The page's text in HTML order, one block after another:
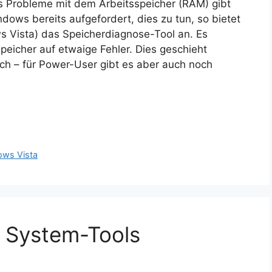
Probleme mit dem Arbeitsspeicher (RAM) gibt
bereits aufgefordert, dies zu tun, so bietet
Vista) das Speicherdiagnose-Tool an. Es
auf etwaige Fehler. Dies geschieht
– für Power-User gibt es aber auch noch
Vista
Tools